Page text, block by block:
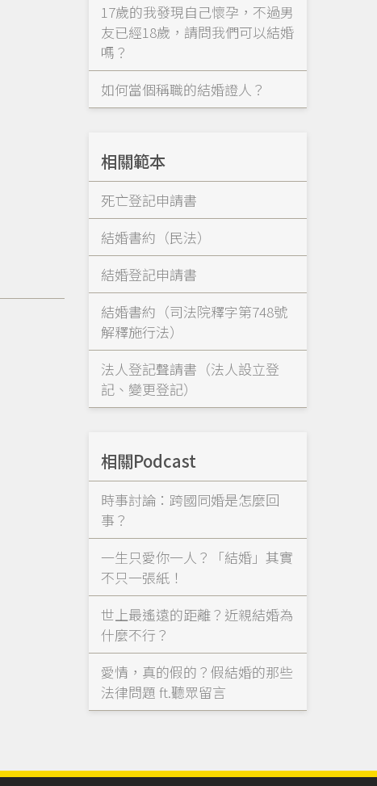
17歲的我發現自己懷孕，不過男
友已經18歲，請問我們可以結婚
嗎？
如何當個稱職的結婚證人？
相關範本
死亡登記申請書
結婚書約（民法）
結婚登記申請書
結婚書約（司法院釋字第748號
解釋施行法）
法人登記聲請書（法人設立登
記、變更登記）
相關Podcast
時事討論：跨國同婚是怎麼回
事？
一生只愛你一人？「結婚」其實
不只一張紙！
世上最遙遠的距離？近親結婚為
什麼不行？
愛情，真的假的？假結婚的那些
法律問題 ft.聽眾留言